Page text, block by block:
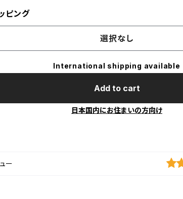
ピング
選択なし
International shipping available
Add to cart
日本国内にお住まいの方向け
ー